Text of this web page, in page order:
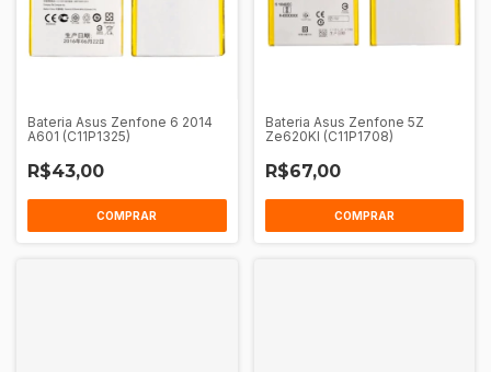
Bateria Asus Zenfone 6 2014
A601 (C11P1325)
R$43,00
COMPRAR
Bateria Asus Zenfone 5Z
Ze620Kl (C11P1708)
R$67,00
COMPRAR